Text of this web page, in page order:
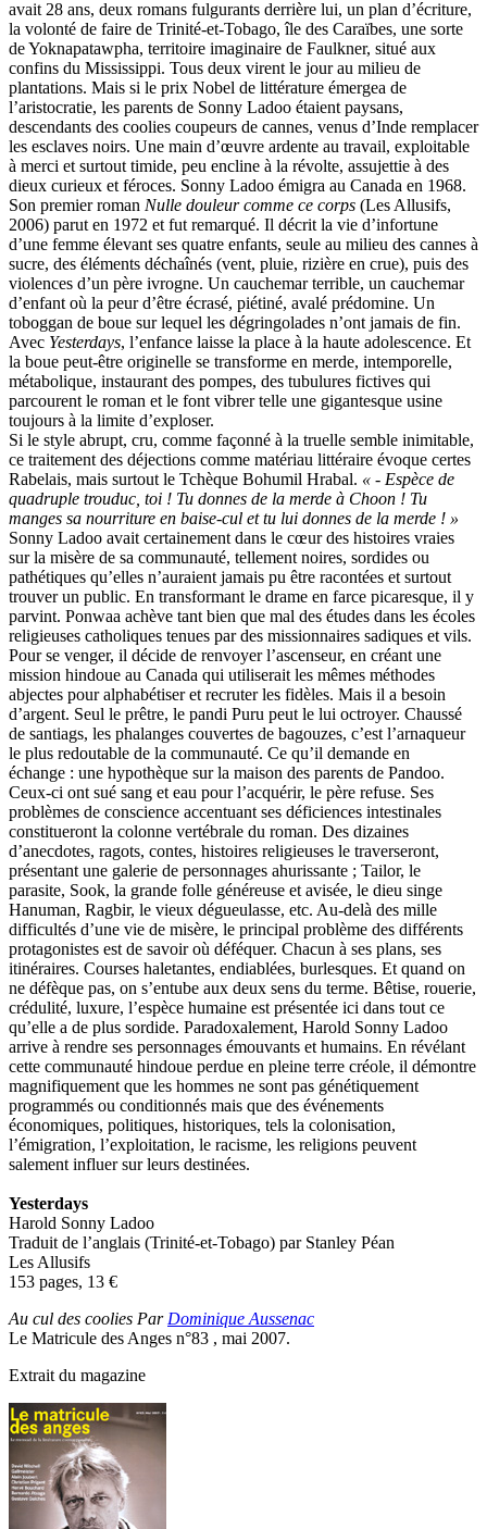
avait 28 ans, deux romans fulgurants derrière lui, un plan d’écriture,
la volonté de faire de Trinité-et-Tobago, île des Caraïbes, une sorte
de Yoknapatawpha, territoire imaginaire de Faulkner, situé aux
confins du Mississippi. Tous deux virent le jour au milieu de
plantations. Mais si le prix Nobel de littérature émergea de
l’aristocratie, les parents de Sonny Ladoo étaient paysans,
descendants des coolies coupeurs de cannes, venus d’Inde remplacer
les esclaves noirs. Une main d’œuvre ardente au travail, exploitable
à merci et surtout timide, peu encline à la révolte, assujettie à des
dieux curieux et féroces. Sonny Ladoo émigra au Canada en 1968.
Son premier roman Nulle douleur comme ce corps (Les Allusifs,
2006) parut en 1972 et fut remarqué. Il décrit la vie d’infortune
d’une femme élevant ses quatre enfants, seule au milieu des cannes à
sucre, des éléments déchaînés (vent, pluie, rizière en crue), puis des
violences d’un père ivrogne. Un cauchemar terrible, un cauchemar
d’enfant où la peur d’être écrasé, piétiné, avalé prédomine. Un
toboggan de boue sur lequel les dégringolades n’ont jamais de fin.
Avec Yesterdays, l’enfance laisse la place à la haute adolescence. Et
la boue peut-être originelle se transforme en merde, intemporelle,
métabolique, instaurant des pompes, des tubulures fictives qui
parcourent le roman et le font vibrer telle une gigantesque usine
toujours à la limite d’exploser.
Si le style abrupt, cru, comme façonné à la truelle semble inimitable,
ce traitement des déjections comme matériau littéraire évoque certes
Rabelais, mais surtout le Tchèque Bohumil Hrabal. « - Espèce de
quadruple trouduc, toi ! Tu donnes de la merde à Choon ! Tu
manges sa nourriture en baise-cul et tu lui donnes de la merde ! »
Sonny Ladoo avait certainement dans le cœur des histoires vraies
sur la misère de sa communauté, tellement noires, sordides ou
pathétiques qu’elles n’auraient jamais pu être racontées et surtout
trouver un public. En transformant le drame en farce picaresque, il y
parvint. Ponwaa achève tant bien que mal des études dans les écoles
religieuses catholiques tenues par des missionnaires sadiques et vils.
Pour se venger, il décide de renvoyer l’ascenseur, en créant une
mission hindoue au Canada qui utiliserait les mêmes méthodes
abjectes pour alphabétiser et recruter les fidèles. Mais il a besoin
d’argent. Seul le prêtre, le pandi Puru peut le lui octroyer. Chaussé
de santiags, les phalanges couvertes de bagouzes, c’est l’arnaqueur
le plus redoutable de la communauté. Ce qu’il demande en
échange : une hypothèque sur la maison des parents de Pandoo.
Ceux-ci ont sué sang et eau pour l’acquérir, le père refuse. Ses
problèmes de conscience accentuant ses déficiences intestinales
constitueront la colonne vertébrale du roman. Des dizaines
d’anecdotes, ragots, contes, histoires religieuses le traverseront,
présentant une galerie de personnages ahurissante ; Tailor, le
parasite, Sook, la grande folle généreuse et avisée, le dieu singe
Hanuman, Ragbir, le vieux dégueulasse, etc. Au-delà des mille
difficultés d’une vie de misère, le principal problème des différents
protagonistes est de savoir où déféquer. Chacun à ses plans, ses
itinéraires. Courses haletantes, endiablées, burlesques. Et quand on
ne défèque pas, on s’entube aux deux sens du terme. Bêtise, rouerie,
crédulité, luxure, l’espèce humaine est présentée ici dans tout ce
qu’elle a de plus sordide. Paradoxalement, Harold Sonny Ladoo
arrive à rendre ses personnages émouvants et humains. En révélant
cette communauté hindoue perdue en pleine terre créole, il démontre
magnifiquement que les hommes ne sont pas génétiquement
programmés ou conditionnés mais que des événements
économiques, politiques, historiques, tels la colonisation,
l’émigration, l’exploitation, le racisme, les religions peuvent
salement influer sur leurs destinées.
Yesterdays
Harold Sonny Ladoo
Traduit de l’anglais (Trinité-et-Tobago) par Stanley Péan
Les Allusifs
153 pages, 13 €
Au cul des coolies ParDominique Aussenac
Le Matricule des Anges n°83 , mai 2007.
Extrait du magazine